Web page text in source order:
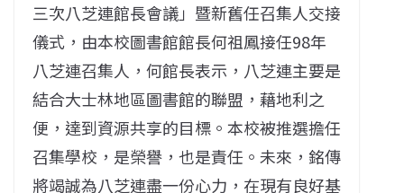
三次八芝連館長會議」暨新舊任召集人交接
儀式，由本校圖書館館長何祖鳳接任98年
八芝連召集人，何館長表示，八芝連主要是
結合大士林地區圖書館的聯盟，藉地利之
便，達到資源共享的目標。本校被推選擔任
召集學校，是榮譽，也是責任。未來，銘傳
將竭誠為八芝連盡一份心力，在現有良好基